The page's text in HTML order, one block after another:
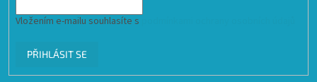
Vložením e-mailu souhlasíte s
PŘIHLÁSIT SE